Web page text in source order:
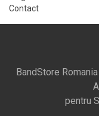
Contact
BandStore
pentru